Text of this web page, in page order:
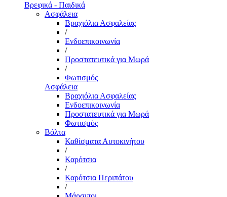
Βρεφικά - Παιδικά
Ασφάλεια
Βραχιόλια Ασφαλείας
/
Ενδοεπικοινωνία
/
Προστατευτικά για Μωρά
/
Φωτισμός
Ασφάλεια
Βραχιόλια Ασφαλείας
Ενδοεπικοινωνία
Προστατευτικά για Μωρά
Φωτισμός
Βόλτα
Καθίσματα Αυτοκινήτου
/
Καρότσια
/
Καρότσια Περιπάτου
/